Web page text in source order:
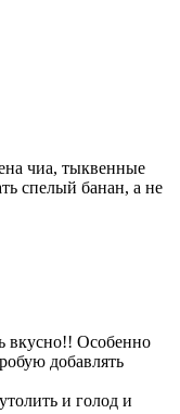
чиа, тыквенные
спелый банан, а не
вкусно!! Особенно
добавлять
и голод и